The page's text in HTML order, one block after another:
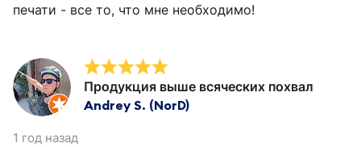
печати - все то, что мне необходимо!
Продукция выше всяческих похвал
Andrey S. (NorD)
1 год назад